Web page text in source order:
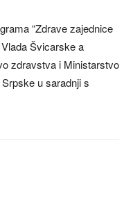
“Zdrave zajednice
Švicarske a
zdravstva i Ministarstvo
u saradnji s